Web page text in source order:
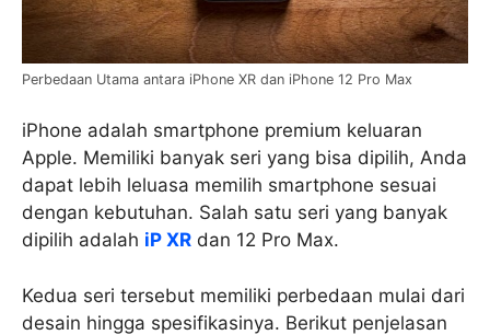
Perbedaan Utama antara iPhone XR dan iPhone 12 Pro Max
iPhone adalah smartphone premium keluaran
Apple. Memiliki banyak seri yang bisa dipilih, Anda
dapat lebih leluasa memilih smartphone sesuai
dengan kebutuhan. Salah satu seri yang banyak
dipilih adalah iP XR dan 12 Pro Max.
Kedua seri tersebut memiliki perbedaan mulai dari
desain hingga spesifikasinya. Berikut penjelasan